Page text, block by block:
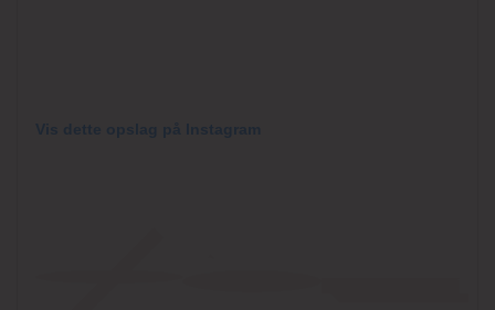
Vis dette opslag på Instagram